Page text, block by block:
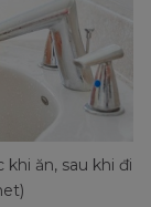
ăn, sau khi đi